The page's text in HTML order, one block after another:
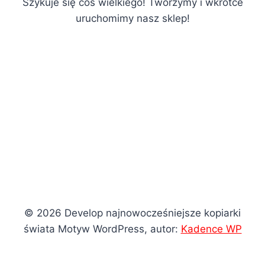
uruchomimy nasz sklep!
© 2026 Develop najnowocześniejsze kopiarki
świata Motyw WordPress, autor: Kadence WP